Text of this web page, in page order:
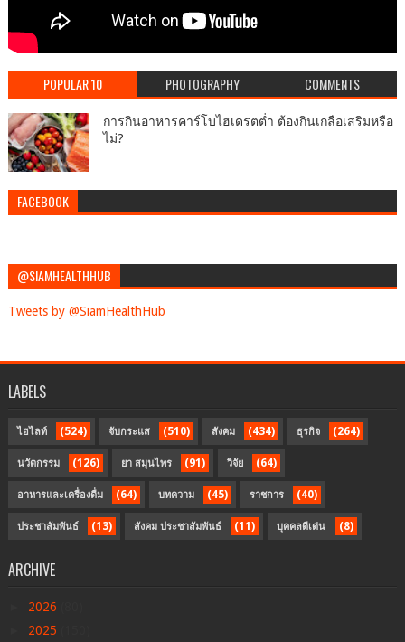
POPULAR 10 PHOTOGRAPHY COMMENTS
การกินอาหารคาร์โบไฮเดรตต่ำ ต้องกินเกลือเสริมหรือ
ไม่?
FACEBOOK
@SIAMHEALTHHUB
Tweets by @SiamHealthHub
LABELS
ไฮไลท์ (524) จับกระแส (510) สังคม (434) ธุรกิจ (264)
นวัตกรรม (126) ยา สมุนไพร (91) วิจัย (64)
อาหารและเครื่องดื่ม (64) บทความ (45) ราชการ (40)
ประชาสัมพันธ์ (13) สังคม ประชาสัมพันธ์ (11) บุคคลดีเด่น (8)
ARCHIVE
2026
2025